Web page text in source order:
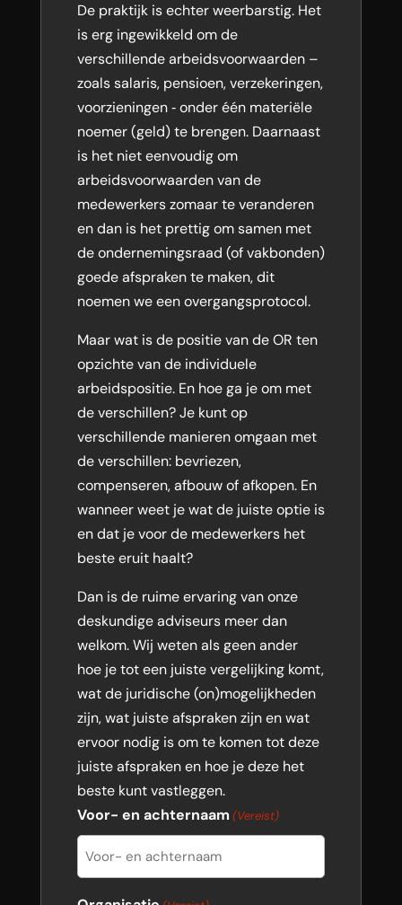
De praktijk is echter weerbarstig. Het
is erg ingewikkeld om de
verschillende arbeidsvoorwaarden –
zoals salaris, pensioen, verzekeringen,
voorzieningen ‐ onder één materiële
noemer (geld) te brengen. Daarnaast
is het niet eenvoudig om
arbeidsvoorwaarden van de
medewerkers zomaar te veranderen
en dan is het prettig om samen met
de ondernemingsraad (of vakbonden)
goede afspraken te maken, dit
noemen we een overgangsprotocol.
Maar wat is de positie van de OR ten
opzichte van de individuele
arbeidspositie. En hoe ga je om met
de verschillen? Je kunt op
verschillende manieren omgaan met
de verschillen: bevriezen,
compenseren, afbouw of afkopen. En
wanneer weet je wat de juiste optie is
en dat je voor de medewerkers het
beste eruit haalt?
Dan is de ruime ervaring van onze
deskundige adviseurs meer dan
welkom. Wij weten als geen ander
hoe je tot een juiste vergelijking komt,
wat de juridische (on)mogelijkheden
zijn, wat juiste afspraken zijn en wat
ervoor nodig is om te komen tot deze
juiste afspraken en hoe je deze het
beste kunt vastleggen.
Voor- en achternaam (Vereist)